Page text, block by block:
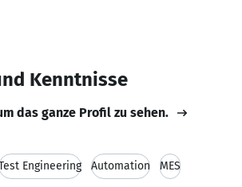
Kenntnisse
das ganze Profil zu sehen.
Engineering Automation MES